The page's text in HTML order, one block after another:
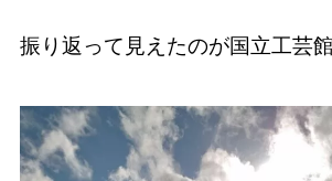
振り返って見えたのが国立工芸館